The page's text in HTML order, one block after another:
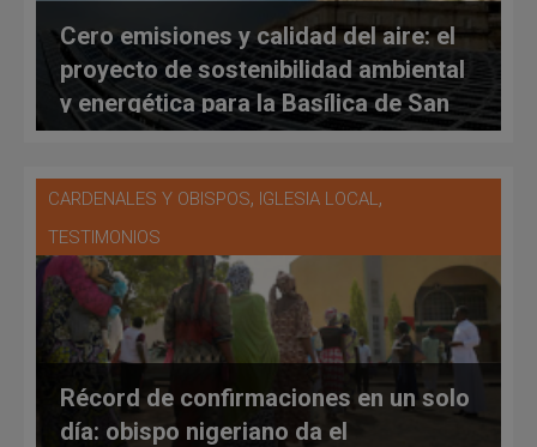
Cero emisiones y calidad del aire: el
proyecto de sostenibilidad ambiental
y energética para la Basílica de San
Pedro
CARDENALES Y OBISPOS, IGLESIA LOCAL,
TESTIMONIOS
Récord de confirmaciones en un solo
día: obispo nigeriano da el